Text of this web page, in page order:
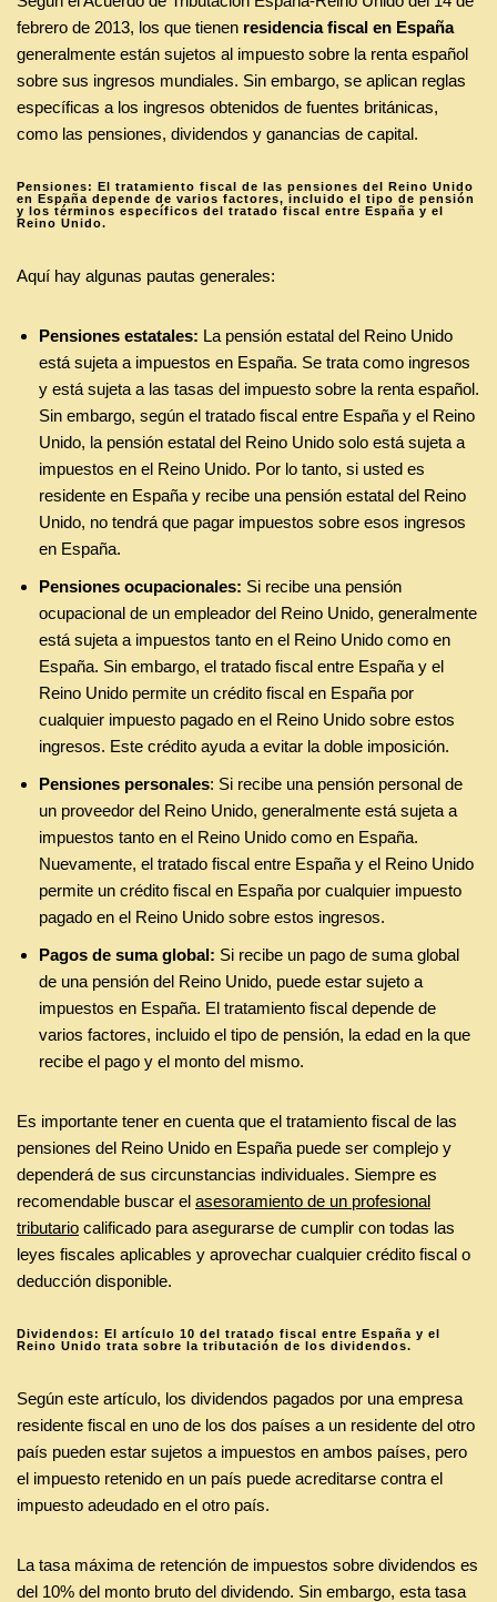
febrero de 2013, los que tienen residencia fiscal en España
generalmente están sujetos al impuesto sobre la renta español
sobre sus ingresos mundiales. Sin embargo, se aplican reglas
específicas a los ingresos obtenidos de fuentes británicas,
como las pensiones, dividendos y ganancias de capital.
Pensiones: El tratamiento fiscal de las pensiones del Reino Unido
en España depende de varios factores, incluido el tipo de pensión
y los términos específicos del tratado fiscal entre España y el
Reino Unido.
Aquí hay algunas pautas generales:
Pensiones estatales: La pensión estatal del Reino Unido
está sujeta a impuestos en España. Se trata como ingresos
y está sujeta a las tasas del impuesto sobre la renta español.
Sin embargo, según el tratado fiscal entre España y el Reino
Unido, la pensión estatal del Reino Unido solo está sujeta a
impuestos en el Reino Unido. Por lo tanto, si usted es
residente en España y recibe una pensión estatal del Reino
Unido, no tendrá que pagar impuestos sobre esos ingresos
en España.
Pensiones ocupacionales: Si recibe una pensión
ocupacional de un empleador del Reino Unido, generalmente
está sujeta a impuestos tanto en el Reino Unido como en
España. Sin embargo, el tratado fiscal entre España y el
Reino Unido permite un crédito fiscal en España por
cualquier impuesto pagado en el Reino Unido sobre estos
ingresos. Este crédito ayuda a evitar la doble imposición.
Pensiones personales: Si recibe una pensión personal de
un proveedor del Reino Unido, generalmente está sujeta a
impuestos tanto en el Reino Unido como en España.
Nuevamente, el tratado fiscal entre España y el Reino Unido
permite un crédito fiscal en España por cualquier impuesto
pagado en el Reino Unido sobre estos ingresos.
Pagos de suma global: Si recibe un pago de suma global
de una pensión del Reino Unido, puede estar sujeto a
impuestos en España. El tratamiento fiscal depende de
varios factores, incluido el tipo de pensión, la edad en la que
recibe el pago y el monto del mismo.
Es importante tener en cuenta que el tratamiento fiscal de las
pensiones del Reino Unido en España puede ser complejo y
dependerá de sus circunstancias individuales. Siempre es
recomendable buscar el asesoramiento de un profesional
tributario calificado para asegurarse de cumplir con todas las
leyes fiscales aplicables y aprovechar cualquier crédito fiscal o
deducción disponible.
Dividendos: El artículo 10 del tratado fiscal entre España y el
Reino Unido trata sobre la tributación de los dividendos.
Según este artículo, los dividendos pagados por una empresa
residente fiscal en uno de los dos países a un residente del otro
país pueden estar sujetos a impuestos en ambos países, pero
el impuesto retenido en un país puede acreditarse contra el
impuesto adeudado en el otro país.
La tasa máxima de retención de impuestos sobre dividendos es
del 10% del monto bruto del dividendo. Sin embargo, esta tasa